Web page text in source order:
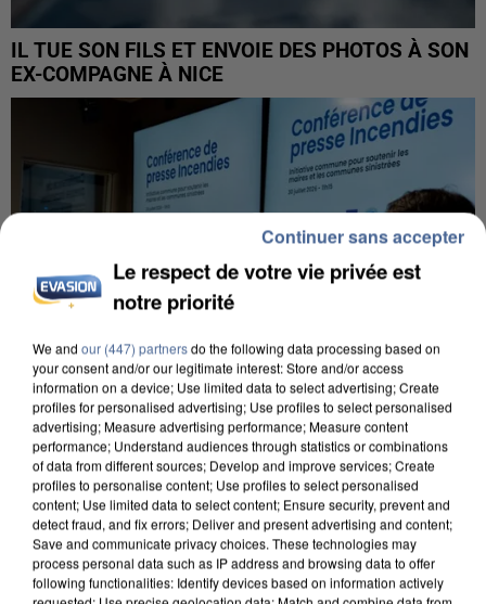
IL TUE SON FILS ET ENVOIE DES PHOTOS À SON
EX-COMPAGNE À NICE
INCENDIES : L’ÎLE-DE-FRANCE LANCE UN ÉLAN
DE SOLIDARITÉ AVEC LES...
Le respect de votre vie privée est
notre priorité
We and our (447) partnersdo the following data processing based on
your consent and/or our legitimate interest: Store and/or access
information on a device; Use limited data to select advertising; Create
profiles for personalised advertising; Use profiles to select personalised
advertising; Measure advertising performance; Measure content
performance; Understand audiences through statistics or combinations
of data from different sources; Develop and improve services; Create
profiles to personalise content; Use profiles to select personalised
content; Use limited data to select content; Ensure security, prevent and
detect fraud, and fix errors; Deliver and present advertising and content;
Save and communicate privacy choices. These technologies may
process personal data such as IP address and browsing data to offer
following functionalities: Identify devices based on information actively
Continuer sans accepter